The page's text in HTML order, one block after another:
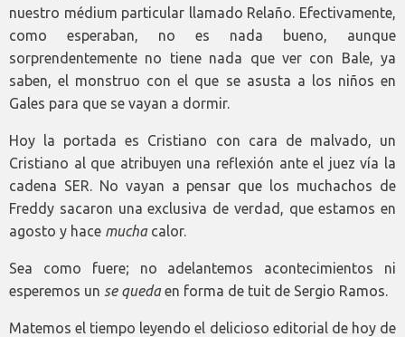
nuestro médium particular llamado Relaño. Efectivamente,
como esperaban, no es nada bueno, aunque
sorprendentemente no tiene nada que ver con Bale, ya
saben, el monstruo con el que se asusta a los niños en
Gales para que se vayan a dormir.
Hoy la portada es Cristiano con cara de malvado, un
Cristiano al que atribuyen una reflexión ante el juez vía la
cadena SER. No vayan a pensar que los muchachos de
Freddy sacaron una exclusiva de verdad, que estamos en
agosto y hace muchacalor.
Sea como fuere; no adelantemos acontecimientos ni
esperemos un se quedaen forma de tuit de Sergio Ramos.
Matemos el tiempo leyendo el delicioso editorial de hoy de